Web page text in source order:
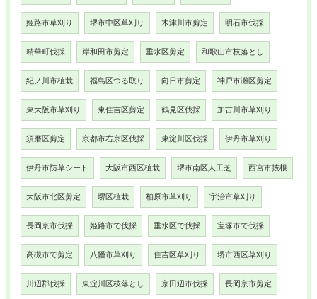
姫路市草刈り 堺市中区草刈り 木津川市剪定 明石市伐採
精華町伐採 岸和田市剪定 垂水区剪定 和歌山市枝落とし
紀ノ川市植栽 福島区つる取り 向日市剪定 神戸市灘区剪定
東大阪市草刈り 東住吉区剪定 鶴見区伐採 加古川市草刈り
須磨区剪定 京都市右京区伐採 東淀川区伐採 伊丹市草刈り
伊丹市防草シート 大阪市西区植栽 堺市南区人工芝 西宮市抜根
大阪市北区剪定 堺区植栽 柏原市草刈り 宇治市草刈り
長岡京市伐採 姫路市で伐採 垂水区で伐採 宝塚市で伐採
高槻市で剪定 八幡市草刈り 住吉区草刈り 堺市西区草刈り
川辺郡伐採 東淀川区枝落とし 京田辺市伐採 長岡京市剪定